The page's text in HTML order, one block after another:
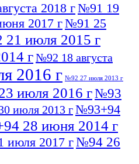
2018 г№91 19
2017 г№91 25
июля 2015 г
г№92 18 августа
2016 г №92 27 июля 2013 г
июля 2016 г№93
июля 2013 г№93+94
28 июня 2014 г
июля 2017 г№94 26